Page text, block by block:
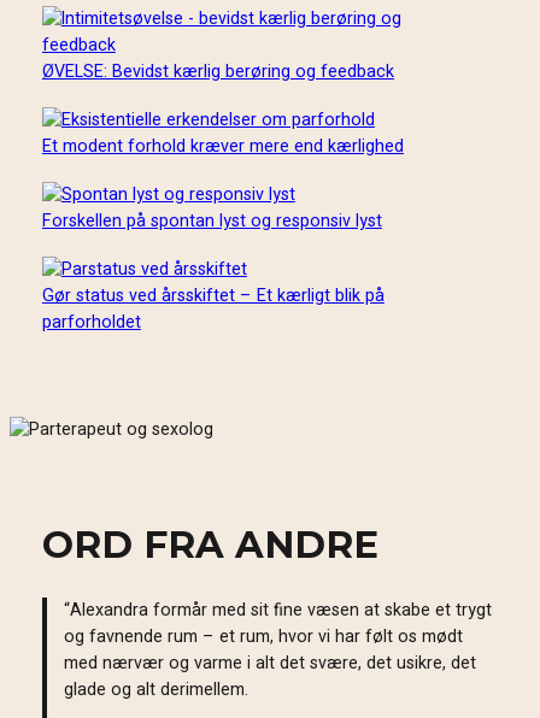
ØVELSE: Bevidst kærlig berøring og feedback
Et modent forhold kræver mere end kærlighed
Forskellen på spontan lyst og responsiv lyst
Gør status ved årsskiftet – Et kærligt blik på
parforholdet
ORD FRA ANDRE
“Alexandra formår med sit fine væsen at skabe et trygt
og favnende rum – et rum, hvor vi har følt os mødt
med nærvær og varme i alt det svære, det usikre, det
glade og alt derimellem.